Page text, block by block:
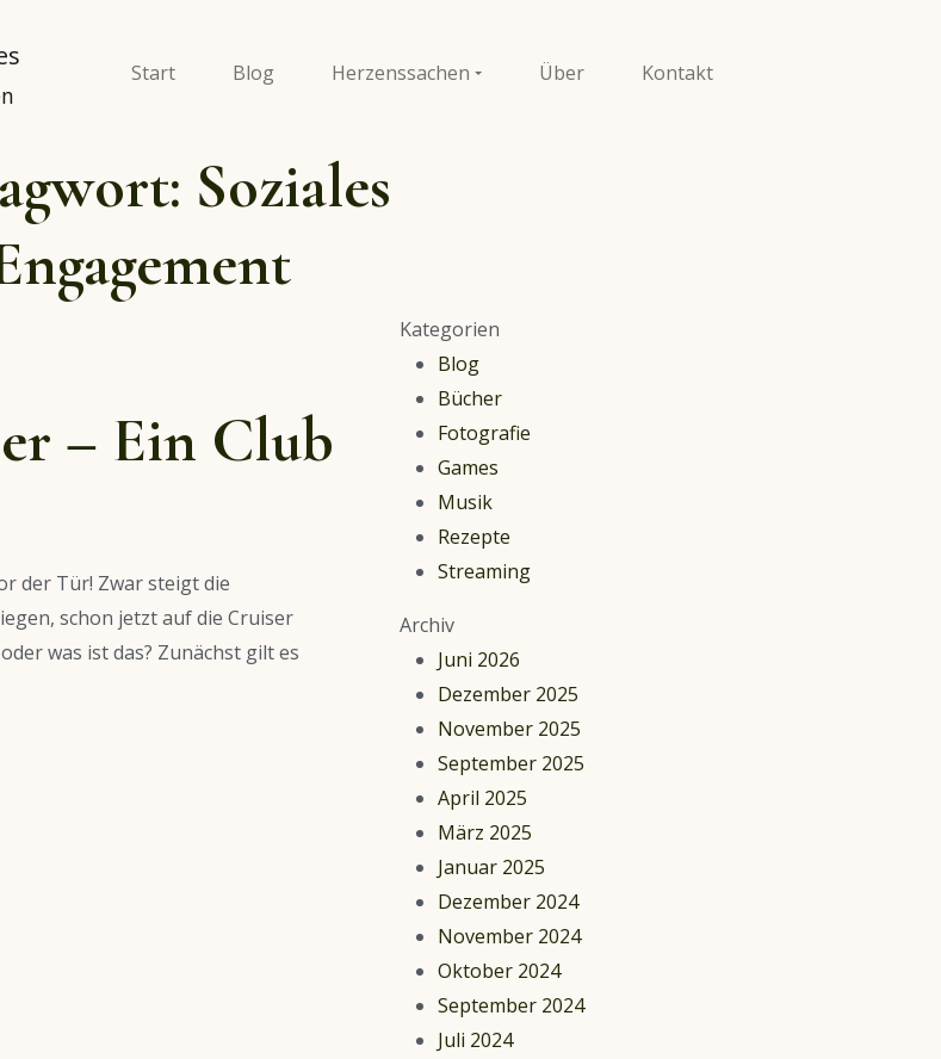
Start Blog Herzenssachen Über Kontakt
Soziales
– Ein Club
der Tür! Zwar steigt die
schon jetzt auf die Cruiser
was ist das? Zunächst gilt es
Kategorien
Blog
Bücher
Fotografie
Games
Musik
Rezepte
Streaming
Archiv
Juni 2026
Dezember 2025
November 2025
September 2025
April 2025
März 2025
Januar 2025
Dezember 2024
November 2024
Oktober 2024
September 2024
Juli 2024